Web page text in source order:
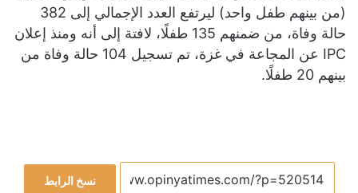
(من بينهم طفل واحد) ليرتفع العدد الإجمالي إلى 382
حالة وفاة، من ضمنهم 135 طفلًا، لافتة إلى أنه ومنذ إعلان
IPC عن المجاعة في غزة، تم تسجيل 104 حالة وفاة من
بينهم 20 طفلًا.
نسخ الرابط